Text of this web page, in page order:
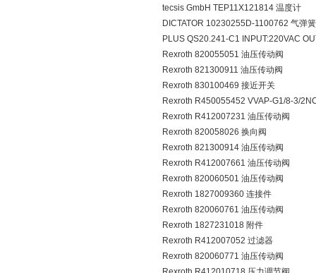
tecsis GmbH TEP11X121814 温度计
DICTATOR 10230255D-1100762 气弹簧
PLUS QS20.241-C1 INPUT:220VAC
Rexroth 820055051 油压传动阀
Rexroth 821300911 油压传动阀
Rexroth 830100469 接近开关
Rexroth R450055452 VVAP-G1/8-3/
Rexroth R412007231 油压传动阀
Rexroth 820058026 换向阀
Rexroth 821300914 油压传动阀
Rexroth R412007661 油压传动阀
Rexroth 820060501 油压传动阀
Rexroth 1827009360 连接件
Rexroth 820060761 油压传动阀
Rexroth 1827231018 附件
Rexroth R412007052 过滤器
Rexroth 820060771 油压传动阀